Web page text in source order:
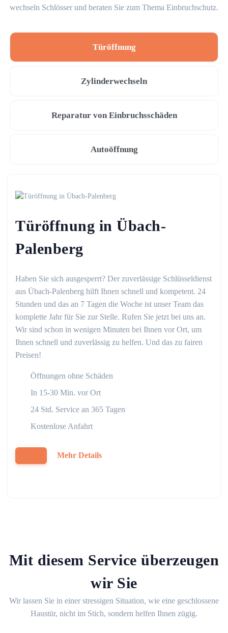
wechseln Schlösser und beraten Sie zum Thema Einbruchschutz.
Türöffnung
Zylinderwechseln
Reparatur von Einbruchsschäden
Autoöffnung
Türöffnung in Übach-
Palenberg
Haben Sie sich ausgesperrt? Der zuverlässige Schlüsseldienst
aus Übach-Palenberg hilft Ihnen schnell und kompetent. 24
Stunden und das an 7 Tagen die Woche ist unser Team das
komplette Jahr für Sie zur Stelle. Rufen Sie jetzt bei uns an.
Wir sind schon in wenigen Minuten bei Ihnen vor Ort, um
Ihnen schnell und zuverlässig zu helfen. Und das zu fairen
Preisen!
Öffnungen ohne Schäden
In 15-30 Min. vor Ort
24 Std. Service an 365 Tagen
Kostenlose Anfahrt
Mehr Details
Mit diesem Service überzeugen
wir Sie
Wir lassen Sie in einer stressigen Situation, wie eine geschlossene
Haustür, nicht im Stich, sondern helfen Ihnen zügig.